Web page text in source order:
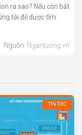
ra sao? Nếu còn bất
tôi để được tìm
Nguồn: Nganluong.vn
TIN TỨC